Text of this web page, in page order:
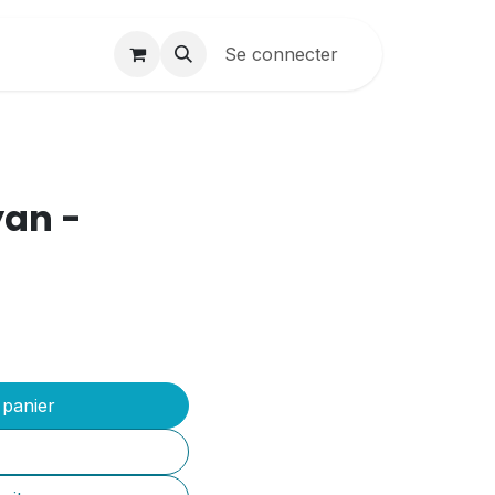
Contactez-nous Création sites
Se connecter
-